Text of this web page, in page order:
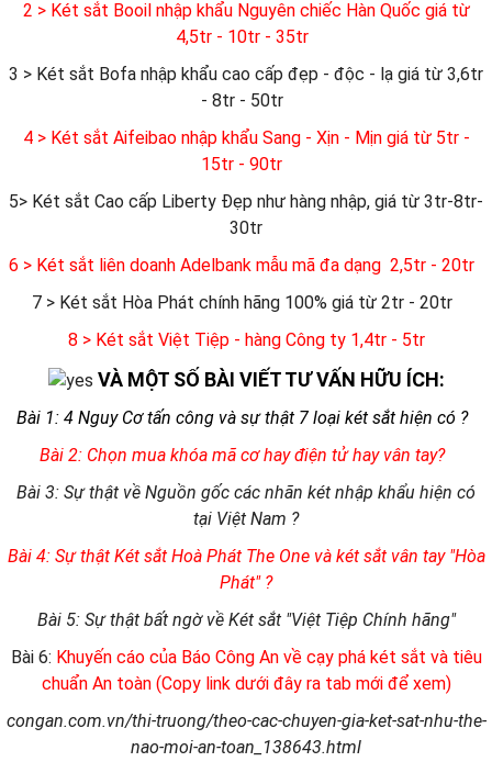
2 > Két sắt Booil nhập khẩu Nguyên chiếc Hàn Quốc giá từ
4,5tr - 10tr - 35tr
3 > Két sắt Bofa nhập khẩu cao cấp đẹp - độc - lạ giá từ 3,6tr
- 8tr - 50tr
4 > Két sắt Aifeibao nhập khẩu Sang - Xịn - Mịn giá từ 5tr -
15tr - 90tr
5> Két sắt Cao cấp Liberty Đẹp như hàng nhập, giá từ 3tr-8tr-
30tr
6 > Két sắt liên doanh Adelbank mẫu mã đa dạng 2,5tr - 20tr
7 > Két sắt Hòa Phát chính hãng 100% giá từ 2tr - 20tr
8 > Két sắt Việt Tiệp - hàng Công ty 1,4tr - 5tr
VÀ MỘT SỐ BÀI VIẾT TƯ VẤN HỮU ÍCH:
Bài 1: 4 Nguy Cơ tấn công và sự thật 7 loại két sắt hiện có ?
Bài 2: Chọn mua khóa mã cơ hay điện tử hay vân tay?
Bài 3: Sự thật về Nguồn gốc các nhãn két nhập khẩu hiện có
tại Việt Nam ?
Bài 4: Sự thật Két sắt Hoà Phát The One và két sắt vân tay "Hòa
Phát" ?
Bài 5: Sự thật bất ngờ về Két sắt "Việt Tiệp Chính hãng"
Bài 6: Khuyến cáo của Báo Công An về cạy phá két sắt và tiêu
chuẩn An toàn (Copy link dưới đây ra tab mới để xem)
congan.com.vn/thi-truong/theo-cac-chuyen-gia-ket-sat-nhu-the-
nao-moi-an-toan_138643.html